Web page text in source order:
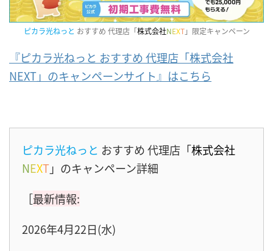
ピカラ光ねっと おすすめ 代理店「株式会社NEXT」限定キャンペーン
『ピカラ光ねっと おすすめ 代理店「株式会社
NEXT」のキャンペーンサイト』はこちら
ピカラ光ねっと おすすめ 代理店「株式会社
NEXT」のキャンペーン詳細
［最新情報:
2026年4月22日(水)